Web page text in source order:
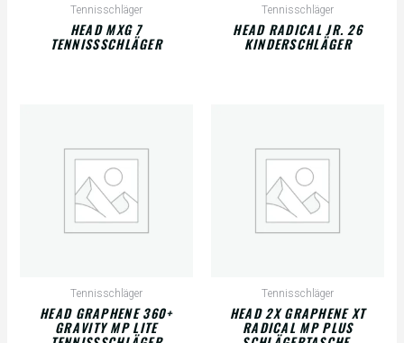
Tennisschläger
HEAD MXG 7
TENNISSSCHLÄGER
Tennisschläger
HEAD RADICAL JR. 26
KINDERSCHLÄGER
Tennisschläger
HEAD GRAPHENE 360+
GRAVITY MP LITE
Tennisschläger
HEAD 2X GRAPHENE XT
RADICAL MP PLUS